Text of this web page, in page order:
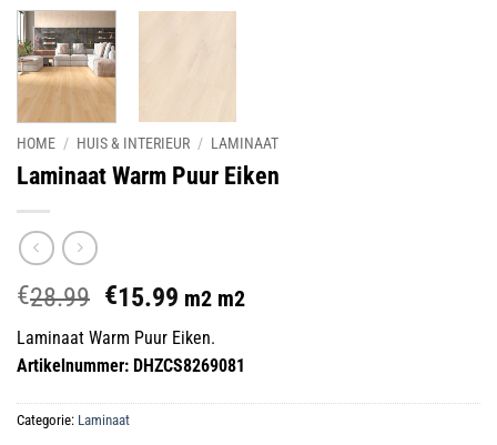
HOME / HUIS & INTERIEUR / LAMINAAT
Laminaat Warm Puur Eiken
€28.99 Oorspronkelijke
prijs
was:
€28.99.
€15.99 Huidige
prijs
is:
€15.99.
m2 m2
Laminaat Warm Puur Eiken.
Artikelnummer: DHZCS8269081
Categorie: Laminaat